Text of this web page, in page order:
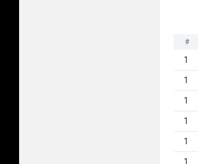
#
1
1
1
1
1
1